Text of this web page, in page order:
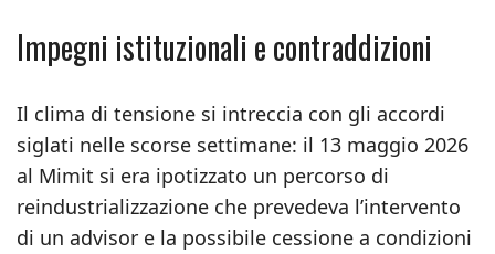
Impegni istituzionali e contraddizioni
Il clima di tensione si intreccia con gli accordi
siglati nelle scorse settimane: il 13 maggio 2026
al Mimit si era ipotizzato un percorso di
reindustrializzazione che prevedeva l’intervento
di un advisor e la possibile cessione a condizioni